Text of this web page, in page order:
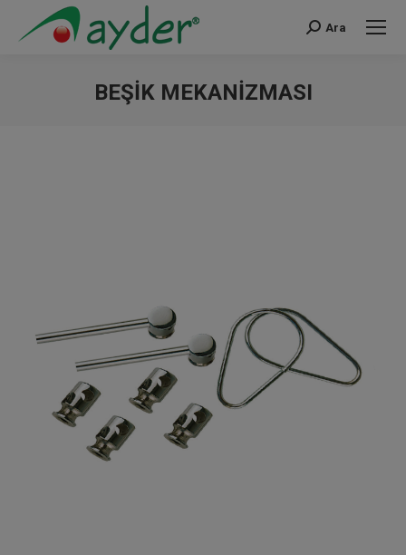
Search:
Ara
BEŞIK MEKANIZMASI